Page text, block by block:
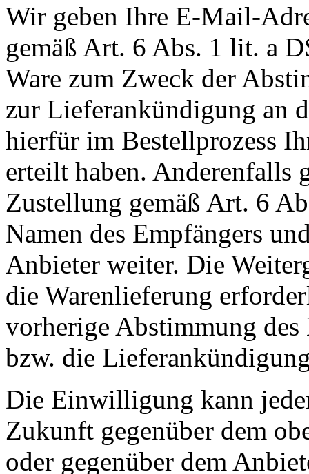
Wir geben Ihre E-Mail-
gemäß Art. 6 Abs. 1 lit. a
Ware zum Zweck der
zur Lieferankündigung an
hierfür im Bestellprozess
erteilt haben. Anderenfalls
Zustellung gemäß Art. 6
Namen des Empfängers
Anbieter weiter. Die
die Warenlieferung
vorherige Abstimmung
bzw. die
Die Einwilligung kann
Zukunft gegenüber dem
oder gegenüber dem